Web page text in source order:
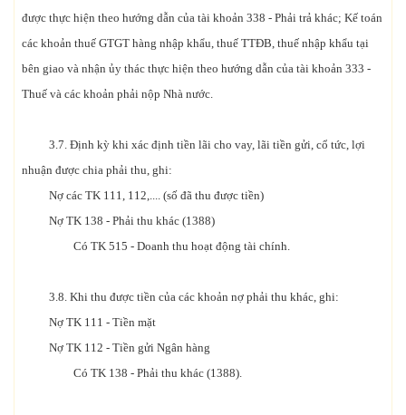
được thực hiện theo hướng dẫn của tài khoản 338 - Phải trả khác; Kế toán
các khoản thuế GTGT hàng nhập khẩu, thuế TTĐB, thuế nhập khẩu tại
bên giao và nhận ủy thác thực hiện theo hướng dẫn của tài khoản 333 -
Thuế và các khoản phải nộp Nhà nước.
3.7. Định kỳ khi xác định tiền lãi cho vay, lãi tiền gửi, cổ tức, lợi
nhuận được chia phải thu, ghi:
Nợ các TK 111, 112,.... (số đã thu được tiền)
Nợ TK 138 - Phải thu khác (1388)
Có TK 515 - Doanh thu hoạt động tài chính.
3.8. Khi thu được tiền của các khoản nợ phải thu khác, ghi:
Nợ TK 111 - Tiền mặt
Nợ TK 112 - Tiền gửi Ngân hàng
Có TK 138 - Phải thu khác (1388).